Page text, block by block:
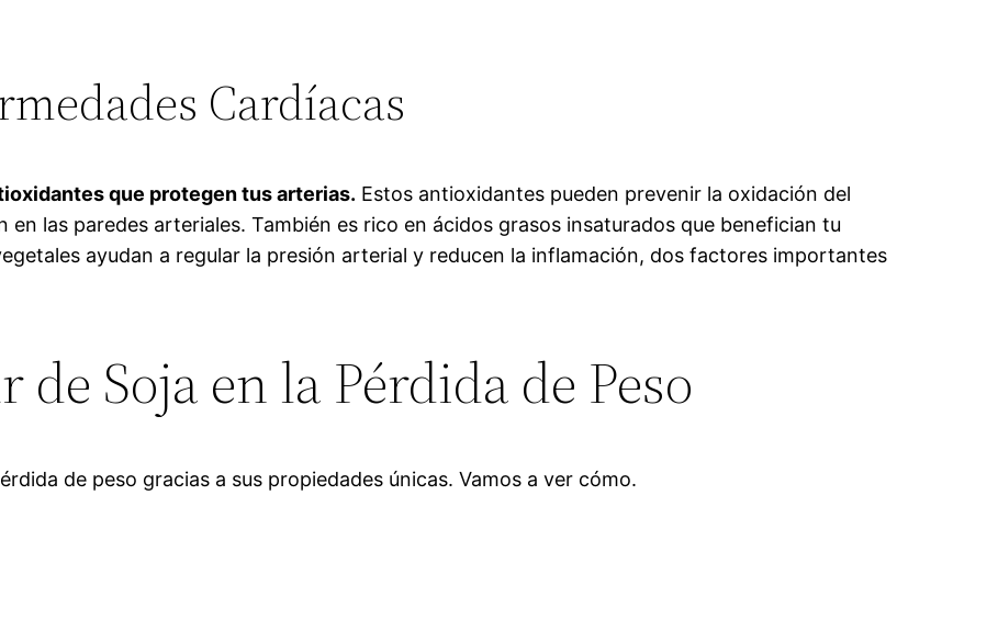
Cardíacas
que protegen tus arterias. Estos antioxidantes pueden prevenir la oxidación del
en las paredes arteriales. También es rico en ácidos grasos insaturados que benefician tu
ayudan a regular la presión arterial y reducen la inflamación, dos factores importantes
Soja en la Pérdida de Peso
de peso gracias a sus propiedades únicas. Vamos a ver cómo.